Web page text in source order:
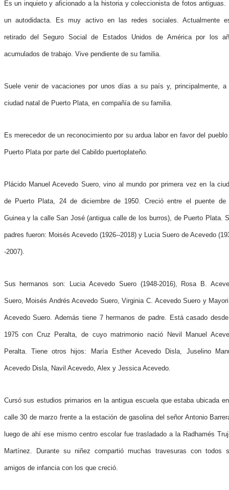
Es un inquieto y aficionado a la historia y coleccionista de fotos antiguas.
un autodidacta. Es muy activo en las redes sociales. Actualmente
retirado del Seguro Social de Estados Unidos de América por los
acumulados de trabajo. Vive pendiente de su familia.
Suele venir de vacaciones por unos días a su país y, principalmente, a
ciudad natal de Puerto Plata, en compañía de su familia.
Es merecedor de un reconocimiento por su ardua labor en favor del pueblo
Puerto Plata por parte del Cabildo puertoplateño.
Plácido Manuel Acevedo Suero, vino al mundo por primera vez en la
de Puerto Plata, 24 de diciembre de 1950. Creció entre el puente de
Guinea y la calle San José (antigua calle de los burros), de Puerto Plata.
padres fueron: Moisés Acevedo (1926--2018) y Lucia Suero de Acevedo
-2007).
Sus hermanos son: Lucia Acevedo Suero (1948-2016), Rosa B.
Suero, Moisés Andrés Acevedo Suero, Virginia C. Acevedo Suero y
Acevedo Suero. Además tiene 7 hermanos de padre. Está casado
1975 con Cruz Peralta, de cuyo matrimonio nació Nevil Manuel
Peralta. Tiene otros hijos: María Esther Acevedo Disla, Juselino
Acevedo Disla, Navil Acevedo, Alex y Jessica Acevedo.
Cursó sus estudios primarios en la antigua escuela que estaba ubicada
calle 30 de marzo frente a la estación de gasolina del señor Antonio
luego de ahí ese mismo centro escolar fue trasladado a la Radhamés
Martínez. Durante su niñez compartió muchas travesuras con todos
amigos de infancia con los que creció.